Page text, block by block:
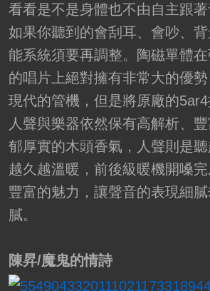
看看是不是身體也不由自主跟著
如果你聽到的會刮耳、會吵、
能系統須要再調整。陶磁單體
的唱片上絕對擁有非常大的優
現代的管機，但是將原廠的5ar4
人聲與樂器依然保有高解析、
郁厚實的木頭香氣，人聲則是
越久越溫暖，前後級暖機開嗓
豐富的魅力，讓聲音的表現細
膩。
陳昇/魔鬼的情詩